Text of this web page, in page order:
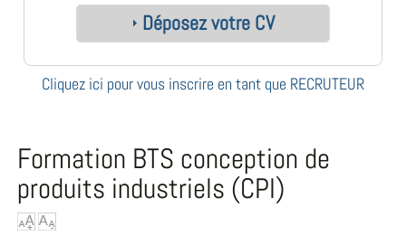
Déposez votre CV
Cliquez ici pour vous inscrire en tant que RECRUTEUR
Formation BTS conception de
produits industriels (CPI)